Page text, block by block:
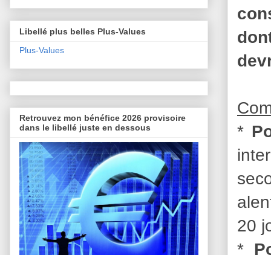
*
20
*
Libellé plus belles Plus-Values
Plus-Values
Retrouvez mon bénéfice 2026 provisoire
dans le libellé juste en dessous